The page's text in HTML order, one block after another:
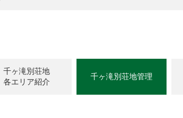
千ヶ滝別荘地
各エリア紹介
千ヶ滝別荘地管理